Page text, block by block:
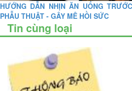
HƯỚNG DẪN NHỊN ĂN UỐNG
PHẪU THUẬT - GÂY MÊ HỒI SỨC
Tin cùng loại